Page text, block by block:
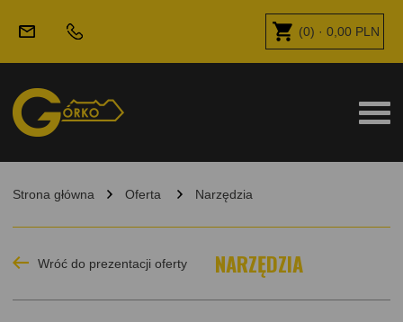
(0) · 0,00 PLN
Strona główna Oferta Narzędzia
Wróć do prezentacji oferty NARZĘDZIA